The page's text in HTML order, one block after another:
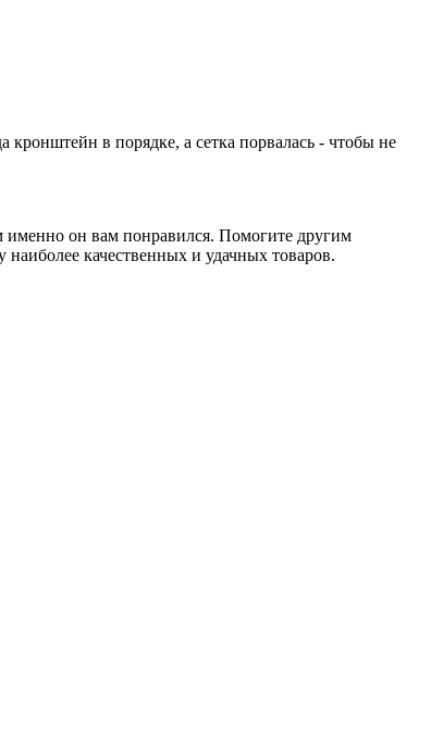
кронштейн в порядке, а сетка порвалась - чтобы не
именно он вам понравился. Помогите другим
качественных и удачных товаров.